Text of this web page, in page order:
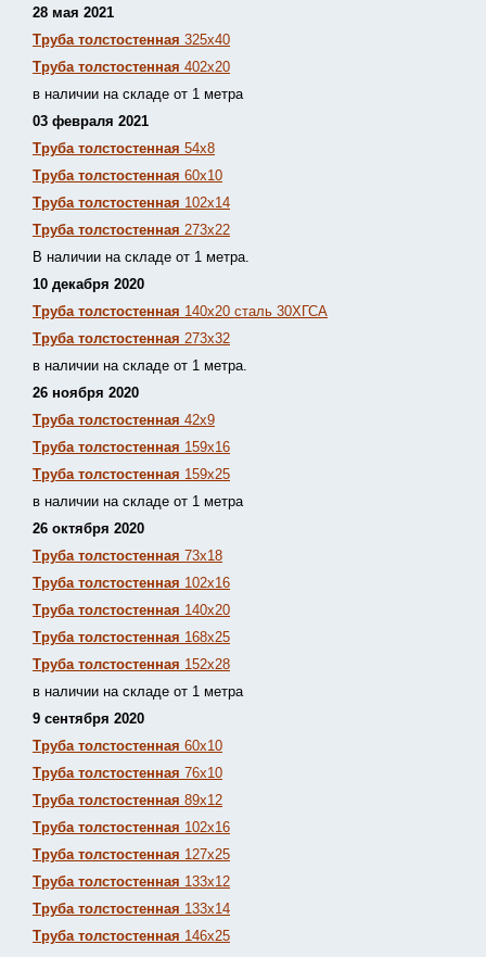
28 мая 2021
Труба толстостенная 325х40
Труба толстостенная 402х20
в наличии на складе от 1 метра
03 февраля 2021
Труба толстостенная 54х8
Труба толстостенная 60х10
Труба толстостенная 102х14
Труба толстостенная 273х22
В наличии на складе от 1 метра.
10 декабря 2020
Труба толстостенная 140х20 сталь 30ХГСА
Труба толстостенная 273х32
в наличии на складе от 1 метра.
26 ноября 2020
Труба толстостенная 42х9
Труба толстостенная 159х16
Труба толстостенная 159х25
в наличии на складе от 1 метра
26 октября 2020
Труба толстостенная 73х18
Труба толстостенная 102х16
Труба толстостенная 140х20
Труба толстостенная 168х25
Труба толстостенная 152х28
в наличии на складе от 1 метра
9 сентября 2020
Труба толстостенная 60х10
Труба толстостенная 76х10
Труба толстостенная 89х12
Труба толстостенная 102х16
Труба толстостенная 127х25
Труба толстостенная 133х12
Труба толстостенная 133х14
Труба толстостенная 146х25